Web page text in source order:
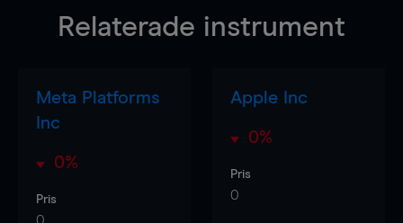
Relaterade instrument
Meta Platforms
Inc
0%
Pris
0
Apple Inc
0%
Pris
0